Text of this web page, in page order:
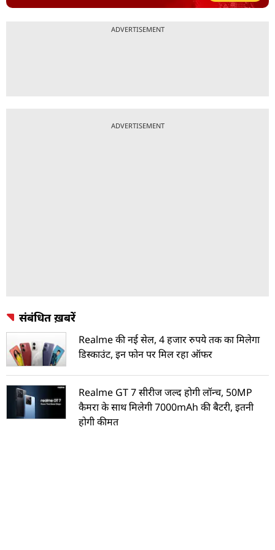
ADVERTISEMENT
ADVERTISEMENT
संबंधित ख़बरें
Realme की नई सेल, 4 हजार रुपये तक का मिलेगा
डिस्काउंट, इन फोन पर मिल रहा ऑफर
Realme GT 7 सीरीज जल्द होगी लॉन्च, 50MP
कैमरा के साथ मिलेगी 7000mAh की बैटरी, इतनी
होगी कीमत